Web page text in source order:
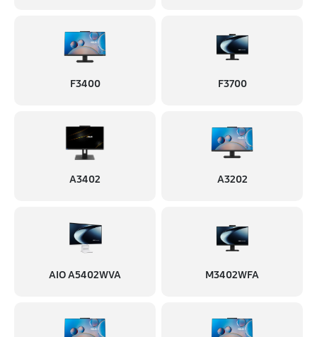
F3400 F3700
A3402 A3202
AIO A5402WVA M3402WFA